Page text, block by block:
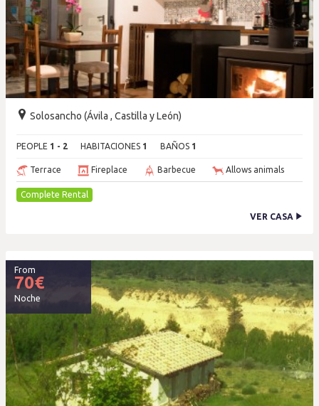
Solosancho (Ávila , Castilla y León)
PEOPLE 1 - 2 HABITACIONES 1 BAÑOS 1
Terrace Fireplace Barbecue Allows animals
Complete Rental
VER CASA
From
70€
Noche